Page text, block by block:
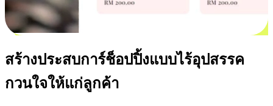
สร้างประสบการ์ช็อปปิ้งแบบไร้อุปสรรค
กวนใจให้แก่ลูกค้า